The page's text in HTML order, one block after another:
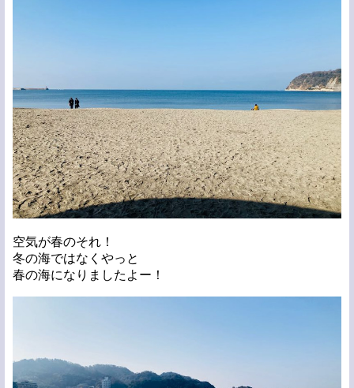
空気が春のそれ！
冬の海ではなくやっと
春の海になりましたよー！